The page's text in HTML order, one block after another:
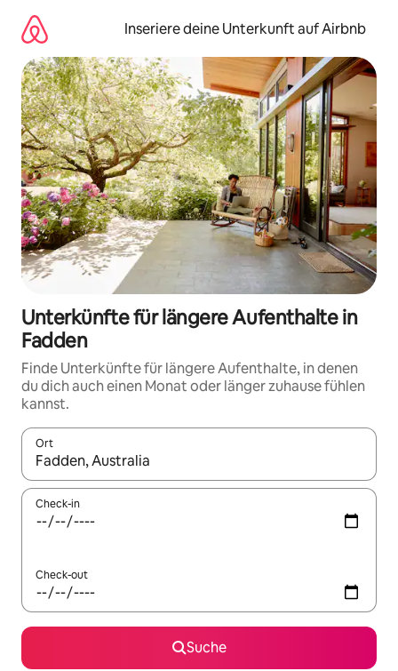
Inhalten
springen
Inseriere deine Unterkunft auf Airbnb
Unterkünfte für längere Aufenthalte in
Fadden
Finde Unterkünfte für längere Aufenthalte, in denen
du dich auch einen Monat oder länger zuhause fühlen
kannst.
Ort
Wenn Ergebnisse verfügbar sind, navigiere mit den
Check-in
Check-out
Suche